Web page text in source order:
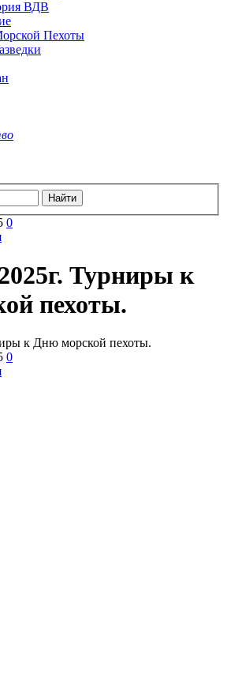
ВДВ
Пехоты
0
Турниры к
пехоты.
к Дню морской пехоты.
0